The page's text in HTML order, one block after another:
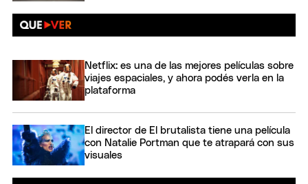
Netflix: es una de las mejores películas sobre
viajes espaciales, y ahora podés verla en la
plataforma
El director de El brutalista tiene una película
con Natalie Portman que te atrapará con sus
visuales